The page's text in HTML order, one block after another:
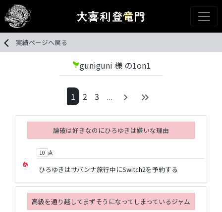
実績ページへ戻る
psychiatryguniguni 様 の1on1
1 2 3 ...
論破は好きなのにひろゆきは嫌いな理由
local_fire_department
10 点
ひろゆきはサバンナ旅行中にSwitch2を予約する
高級を通り越してまずそうになってしまっているジャム